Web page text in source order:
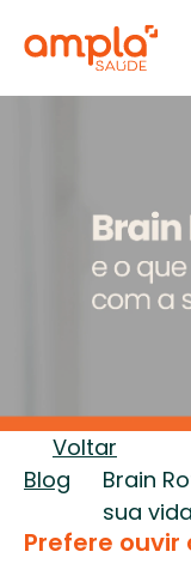
Voltar
Blog
Brain
sua
Prefere